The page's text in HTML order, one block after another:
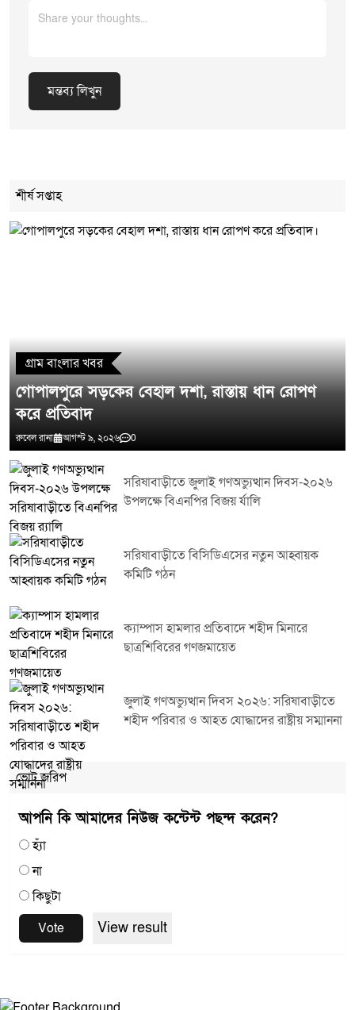
মন্তব্য লিখুন
শীর্ষ সপ্তাহ
গ্রাম বাংলার খবর
গোপালপুরে সড়কের বেহাল দশা, রাস্তায় ধান রোপণ
করে প্রতিবাদ
রুবেল রানা আগস্ট ৯, ২০২৬ 0
সরিষাবাড়ীতে জুলাই গণঅভ্যুত্থান দিবস-২০২৬
উপলক্ষে বিএনপির বিজয় র্যালি
সরিষাবাড়ীতে বিসিডিএসের নতুন আহ্বায়ক
কমিটি গঠন
ক্যাম্পাস হামলার প্রতিবাদে শহীদ মিনারে
ছাত্রশিবিরের গণজমায়েত
জুলাই গণঅভ্যুত্থান দিবস ২০২৬: সরিষাবাড়ীতে
শহীদ পরিবার ও আহত যোদ্ধাদের রাষ্ট্রীয় সম্মাননা
ভোট জরিপ
আপনি কি আমাদের নিউজ কন্টেন্ট পছন্দ করেন?
হ্যাঁ
না
কিছুটা
Vote
View result